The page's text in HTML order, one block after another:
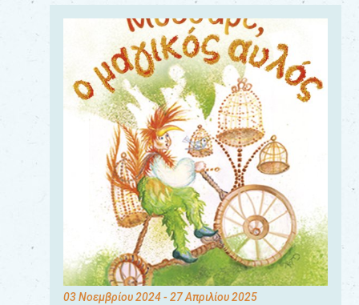
03 Νοεμβρίου 2024- 27 Απριλίου 2025